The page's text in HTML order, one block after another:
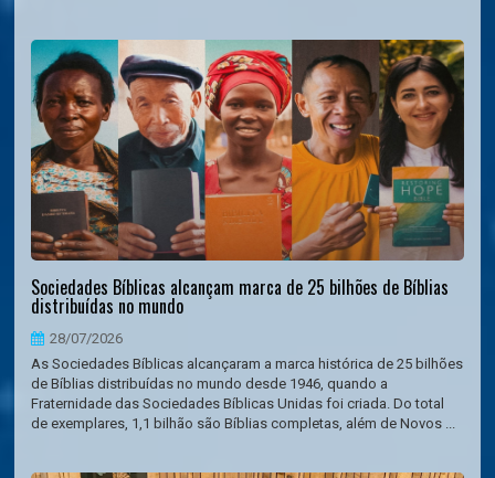
Sociedades Bíblicas alcançam marca de 25 bilhões de Bíblias
distribuídas no mundo
28/07/2026
As Sociedades Bíblicas alcançaram a marca histórica de 25 bilhões
de Bíblias distribuídas no mundo desde 1946, quando a
Fraternidade das Sociedades Bíblicas Unidas foi criada. Do total
de exemplares, 1,1 bilhão são Bíblias completas, além de Novos ...